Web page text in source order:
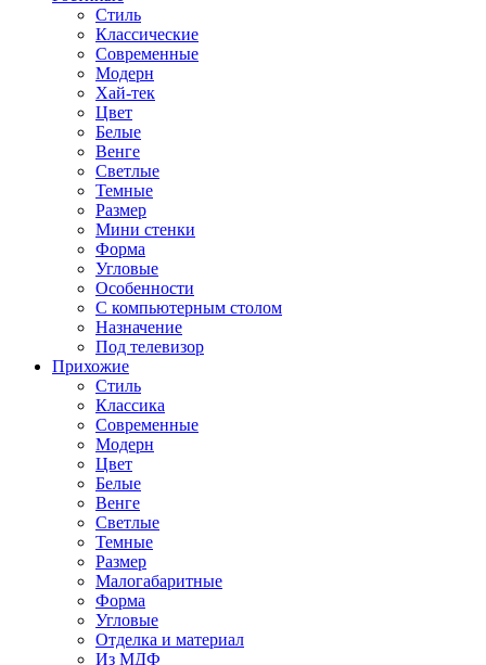
Стиль
Классические
Современные
Модерн
Хай-тек
Цвет
Белые
Венге
Светлые
Темные
Размер
Мини стенки
Форма
Угловые
Особенности
С компьютерным столом
Назначение
Под телевизор
Прихожие
Стиль
Классика
Современные
Модерн
Цвет
Белые
Венге
Светлые
Темные
Размер
Малогабаритные
Форма
Угловые
Отделка и материал
Из МДФ